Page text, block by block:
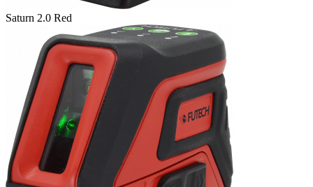
Saturn 2.0 Red